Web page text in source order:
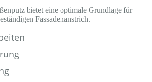
bietet eine optimale Grundlage für
Fassadenanstrich.